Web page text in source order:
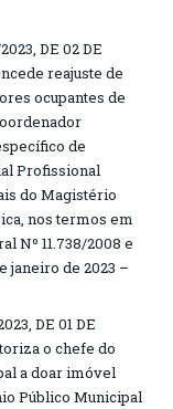
DE 02 DE
reajuste de
ocupantes de
de
Profissional
do Magistério
nos termos em
Nº 11.738/2008 e
janeiro de 2023 –
DE 01 DE
o chefe do
a doar imóvel
Público Municipal